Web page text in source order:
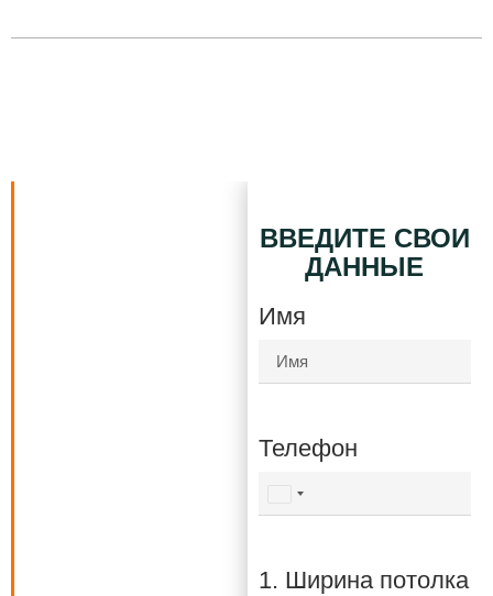
ВВЕДИТЕ СВОИ
ДАННЫЕ
Имя
Телефон
Israel
1. Ширина потолка